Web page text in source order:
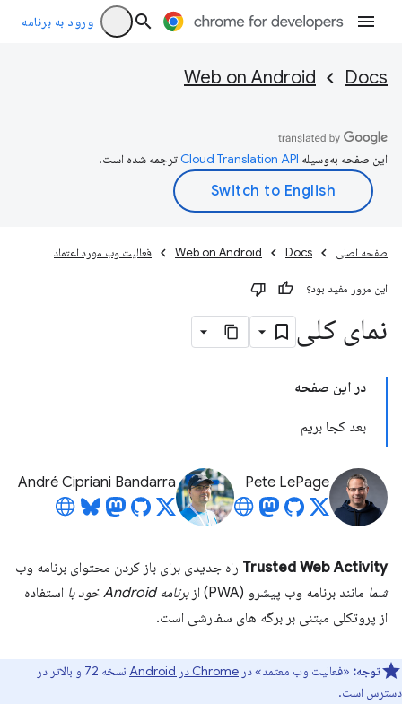
ورود به برنامه
Docs
Web on Android
این صفحه به‌وسیله ترجمه شده است.
صفحه اصلی Docs
Web on Android فعالیت وب مورد اعتماد
این مرور مفید بود؟
نمای کلی
در این صفحه
بعد کجا بریم
Pete LePage
André Cipriani Bandarra
Trusted Web Activity راه جدیدی برای باز کردن محتوای برنامه وب
شما مانند برنامه وب پیشرو (PWA) از برنامه Android خود با استفاده
از پروتکلی مبتنی بر برگه های سفارشی است.
توجه: «فعالیت وب معتمد» در Chrome در Android
نسخه 72 و بالاتر در
دسترس است.